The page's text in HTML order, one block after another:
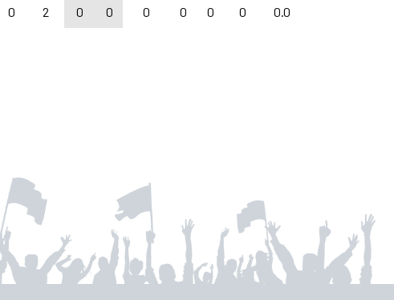
0 2 0 0 0 0 0 0 0.0